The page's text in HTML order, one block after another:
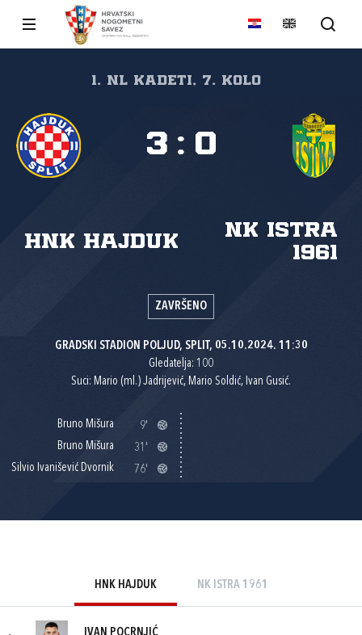
1. NL kadeti, 7. kolo
HNK Hajduk
NK Istra
1961
3 : 0
ZAVRŠENO
GRADSKI STADION POLJUD, SPLIT, 05.10.2024. 11:30
Gledatelja: 100
Suci: Mario (ml.) Jadrijević, Mario Soldić, Ivan Gusić.
Bruno Mišura
9'
Bruno Mišura
31'
Silvio Ivanišević Dvornik
76'
HNK HAJDUK NK ISTRA 1961
IVAN POCRNJIĆ